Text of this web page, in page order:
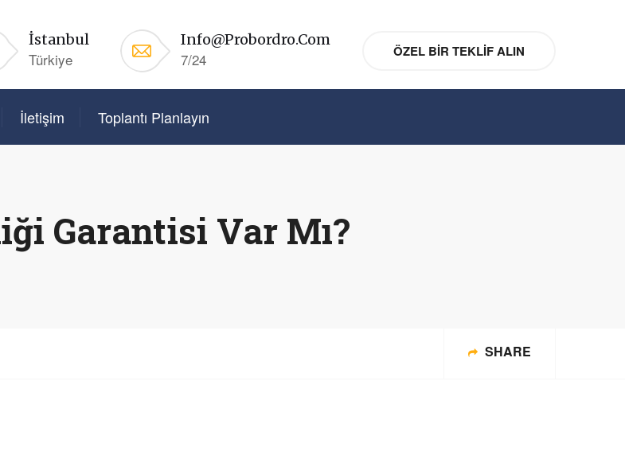
İstanbul
Türkiye
Info@probordro.com
7/24 ÖZEL BIR TEKLIF ALIN
İletişim Toplantı Planlayın
Garantisi Var Mı?
SHARE